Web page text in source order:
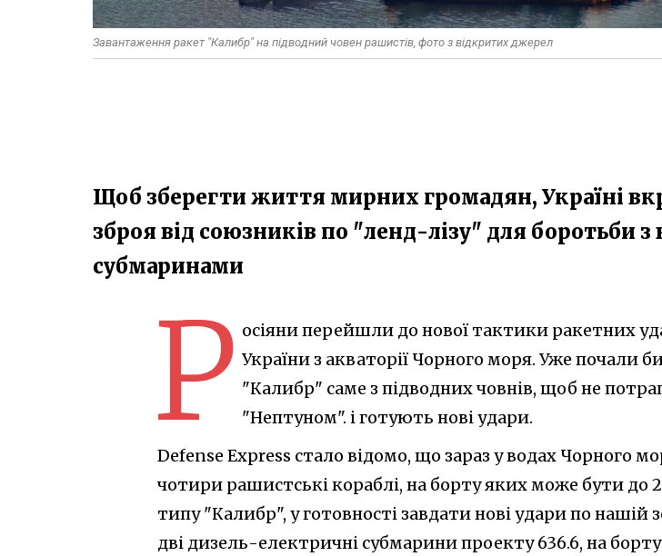
Завантаження ракет "Калибр" на підводний човен рашистів, фото з відкритих джерел
Щоб зберегти життя мирних громадян, Україні
зброя від союзників по "ленд-лізу" для боротьби
субмаринами
Р осіяни перейшли до нової тактики ракетних
України з акваторії Чорного моря. Уже почали
"Калибр" саме з підводних човнів, щоб не
"Нептуном". і готують нові удари.
Defense Express стало відомо, що зараз у водах Чорного
чотири рашистські кораблі, на борту яких може бути до
типу "Калибр", у готовності завдати нові удари по нашій
дві дизель-електричні субмарини проекту 636.6, на